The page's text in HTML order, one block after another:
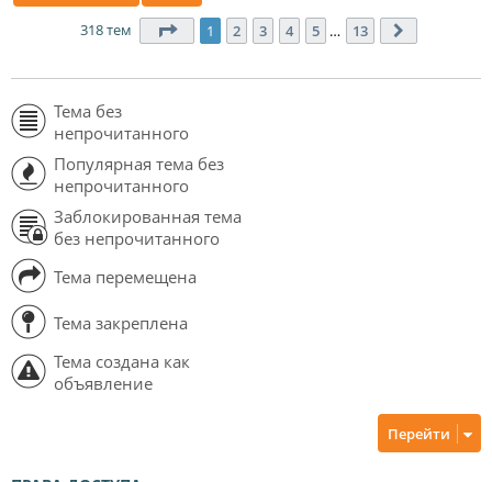
318 тем Страница 1из 13
1 2 3 4 5 … 13
Тема без
непрочитанного
Популярная тема без
непрочитанного
Заблокированная тема
без непрочитанного
Тема перемещена
Тема закреплена
Тема создана как
объявление
Перейти